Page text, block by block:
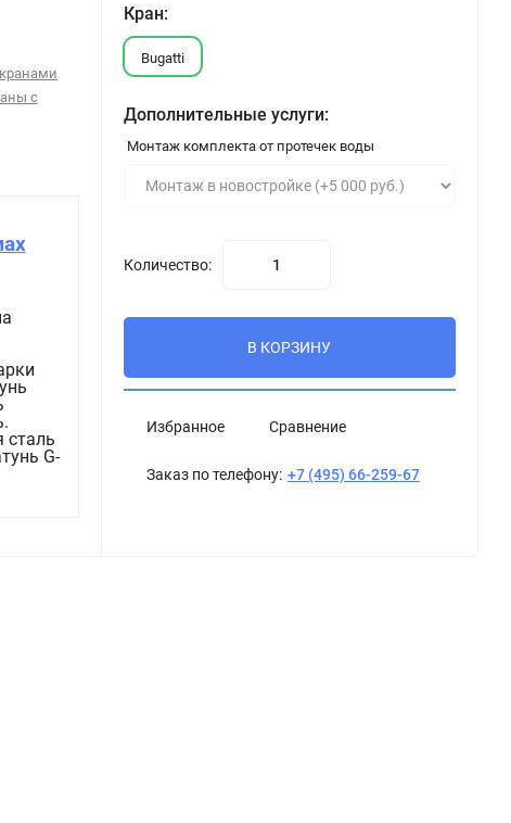
с
сталь
G-
Кран:
Bugatti
Дополнительные услуги:
Монтаж комплекта от протечек воды
Количество:
В КОРЗИНУ
Избранное Сравнение
Заказ по телефону: +7 (495) 66-259-67